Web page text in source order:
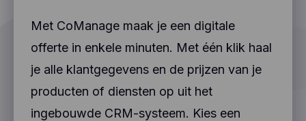
Met CoManage maak je een digitale
offerte in enkele minuten. Met één klik haal
je alle klantgegevens en de prijzen van je
producten of diensten op uit het
ingebouwde CRM-systeem. Kies een